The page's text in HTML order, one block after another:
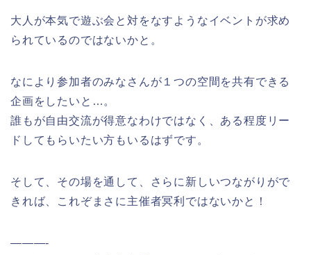
大人が本気で遊ぶ会と対をなすようなイベントが求め
られているのではないかと。
なにより参加者のみなさんが１つの空間を共有できる
企画をしたいと…。
誰もが自由交流が得意なわけではなく、ある程度リー
ドしてもらいたい方もいるはずです。
そして、その場を通して、さらに新しいつながりがで
きれば、これぞまさに主催者冥利ではないかと！
———-